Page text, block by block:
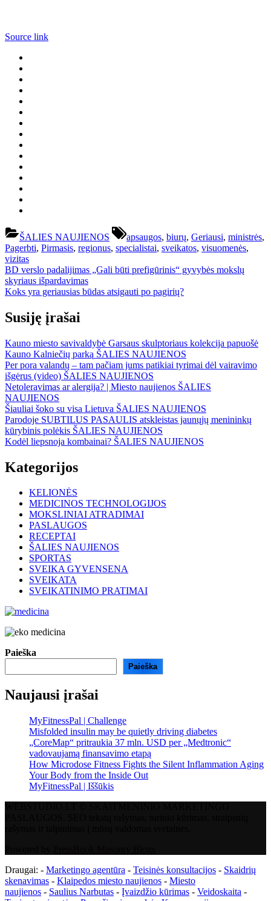
Source link
ŠALIES NAUJIENOS
Tags:
apsaugos, biurų, Geriausi, ministrės,
Pagerbti, Pirmasis, regionus, specialistai, sveikatos, visuomenės,
vizitas
Navigacija
tarp
Previous
Post:
BD verslo padalijimas „Gali būti prefigūrinis“ gyvybės mokslų
skyriaus išpardavimas
Next
Koks yra geriausias būdas atsigauti po pagirių?
Susiję įrašai
Kauno miesto savivaldybė Garsaus skulptoriaus kolekcija papuošė
Kauno Kalniečių parką ŠALIES NAUJIENOS
Per pora valandų – tam pačiam jums patikiai tyrimai dėl vairavimo
išgėrus (video) ŠALIES NAUJIENOS
Netoleravimas ar alergija? | Miesto naujienos ŠALIES
NAUJIENOS
Šiauliai šoko su visa Lietuva ŠALIES NAUJIENOS
Parodoje SUBTILUS PASAULIS atskleistas jaunųjų menininkų
kūrybinis polėkis ŠALIES NAUJIENOS
Kodėl liepsnoja kombainai? ŠALIES NAUJIENOS
Kategorijos
KELIONĖS
MEDICINOS TECHNOLOGIJOS
MOKSLINIAI ATRADIMAI
PASLAUGOS
RECEPTAI
ŠALIES NAUJIENOS
SPORTAS
SVEIKA GYVENSENA
SVEIKATA
SVEIKATINIMO PRATIMAI
Paieška
Paieška
Naujausi įrašai
MyFitnessPal | Challenge
Misfolded insulin may be quietly driving diabetes
„CoreMap“ pritraukia 37 mln. USD per „Medtronic“
vadovaujamą finansavimo etapą
How Microdose Fitness Fights the Silent Inflammation Aging
Your Body from the Inside Out
MyFitnessPal | Iššūkis
Draugai: - Marketingo agentūra - Teisinės konsultacijos - Skaidrių
skenavimas - Klaipedos miesto naujienos - Miesto
naujienos - Saulius Narbutas - Įvaizdžio kūrimas - Veidoskaita -